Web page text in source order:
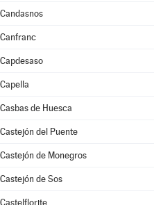
Candasnos
Canfranc
Capdesaso
Capella
Casbas de Huesca
Castejón del Puente
Castejón de Monegros
Castejón de Sos
Castelflorite